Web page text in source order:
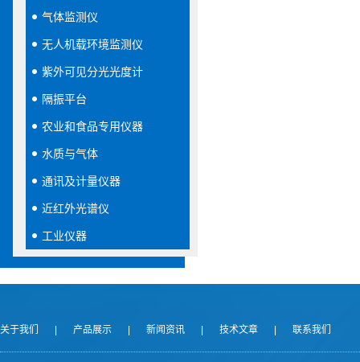
气体监测仪
无人机载环境监测仪
紫外可见分光光度计
隔振平台
农业和食品专用仪器
水质与气体
通讯及计量仪器
近红外光谱仪
工业仪器
关于我们 产品展示 新闻资讯 技术文章 联系我们